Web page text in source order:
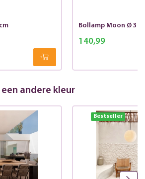
Bollamp Moon Ø
140,99
andere kleur
Bestseller